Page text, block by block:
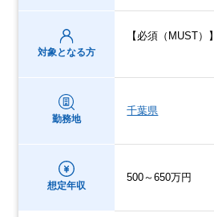
対象となる方
【必須（MUST）】
勤務地
千葉県
想定年収
500～650万円